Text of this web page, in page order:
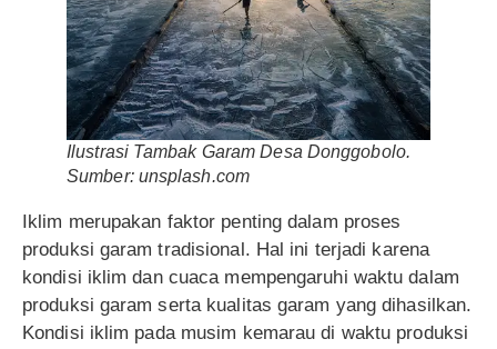
Ilustrasi Tambak Garam Desa Donggobolo.
Sumber: unsplash.com
Iklim merupakan faktor penting dalam proses
produksi garam tradisional. Hal ini terjadi karena
kondisi iklim dan cuaca mempengaruhi waktu dalam
produksi garam serta kualitas garam yang dihasilkan.
Kondisi iklim pada musim kemarau di waktu produksi